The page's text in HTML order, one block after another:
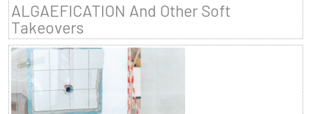
ALGAEFICATION And Other Soft
Takeovers